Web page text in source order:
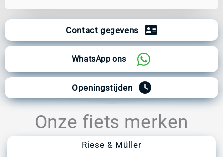
Contact gegevens
WhatsApp ons
Openingstijden
Onze fiets merken
Riese & Müller